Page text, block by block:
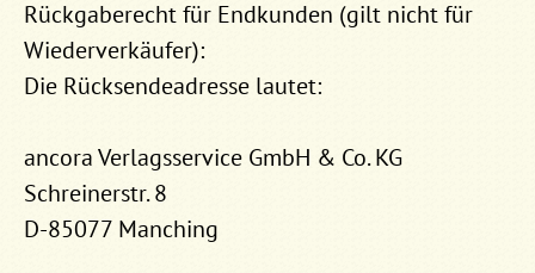
Rückgaberecht für Endkunden (gilt nicht für
Wiederverkäufer):
Die Rücksendeadresse lautet:
ancora Verlagsservice GmbH & Co. KG
Schreinerstr. 8
D-85077 Manching